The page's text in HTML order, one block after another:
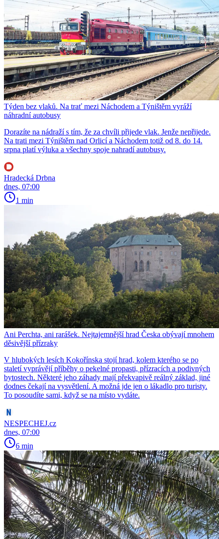
Týden bez vlaků. Na trať mezi Náchodem a Týništěm vyráží
náhradní autobusy
Dorazíte na nádraží s tím, že za chvíli přijede vlak. Jenže nepřijede.
Na trati mezi Týništěm nad Orlicí a Náchodem totiž od 8. do 14.
srpna platí výluka a všechny spoje nahradí autobusy.
Hradecká Drbna
dnes, 07:00
1 min
Ani Perchta, ani rarášek. Nejtajemnější hrad Česka obývají mnohem
děsivější přízraky
V hlubokých lesích Kokořínska stojí hrad, kolem kterého se po
staletí vyprávějí příběhy o pekelné propasti, přízracích a podivných
bytostech. Některé jeho záhady mají překvapivě reálný základ, jiné
dodnes čekají na vysvětlení. A možná jde jen o lákadlo pro turisty.
To posoudíte sami, když se na místo vydáte.
NESPECHEJ.cz
dnes, 07:00
6 min